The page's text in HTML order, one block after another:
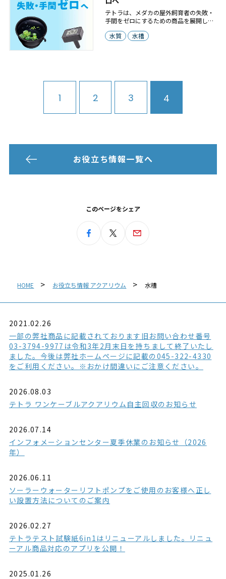
テトラは、メダカの屋外飼育者の失敗・
手間をゼロにするための商品を展開して
水質
水槽
1 2 3 4
お役立ち情報一覧へ
このページをシェア
HOME お役立ち情報 アクアリウム 水槽
2021.02.26
一部の弊社商品に記載されております旧お問い合わせ番号
03-3794-9977は令和3年2月末日を持ちまして終了いたし
ました。今後は弊社ホームページに記載の045-322-4330
をご利用ください。※おかけ間違いにご注意ください。
2026.08.03
テトラ ワンケーブルアクアリウム自主回収のお知らせ
2026.07.14
インフォメーションセンター夏季休業のお知らせ（2026
年）
2026.06.11
ソーラーウォーターリフトポンプをご使用のお客様へ正し
い設置方法についてのご案内
2026.02.27
テトラテスト試験紙6in1はリニューアルしました。リニュ
ーアル商品対応のアプリを公開！
2025.01.26